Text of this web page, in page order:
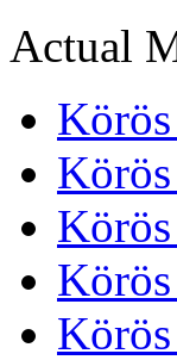
Actual